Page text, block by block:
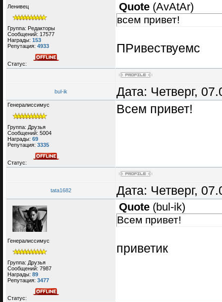
Ленивец
Группа: Редакторы
Сообщений: 17577
Награды: 153
Репутация: 4933
Статус:
Quote (AvAtAr)
всем привет!
ПРивествуемс
bul-ik Дата: Четверг,
Генералиссимус
Группа: Друзья
Сообщений: 5004
Награды: 69
Репутация: 3335
Статус:
Всем привет!
tata1682 Дата: Четверг,
Генералиссимус
Группа: Друзья
Сообщений: 7987
Награды: 89
Репутация: 3477
Статус:
Quote (bul-ik)
Всем привет!
приветик